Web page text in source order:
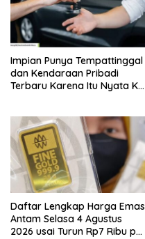
Impian Punya Tempattinggal
dan Kendaraan Pribadi
Terbaru Karena Itu Nyata Ke
Daftar Lengkap Harga Emas
Antam Selasa 4 Agustus
2026 usai Turun Rp7 Ribu per